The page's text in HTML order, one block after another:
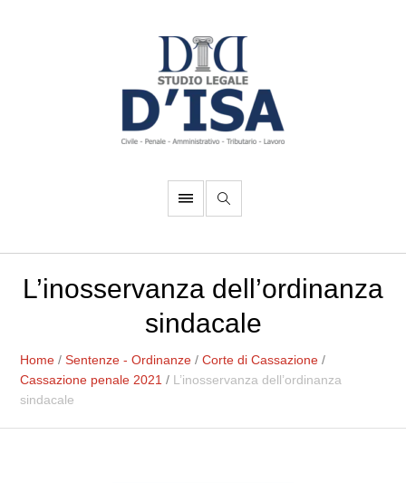
L’inosservanza dell’ordinanza
sindacale
Home /Sentenze - Ordinanze /Corte di Cassazione /
Cassazione penale 2021 / L’inosservanza dell’ordinanza
sindacale